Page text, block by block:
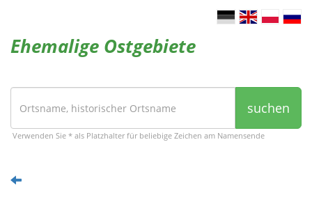
Ehemalige Ostgebiete
suchen
Verwenden Sie * als Platzhalter für beliebige Zeichen am Namensende